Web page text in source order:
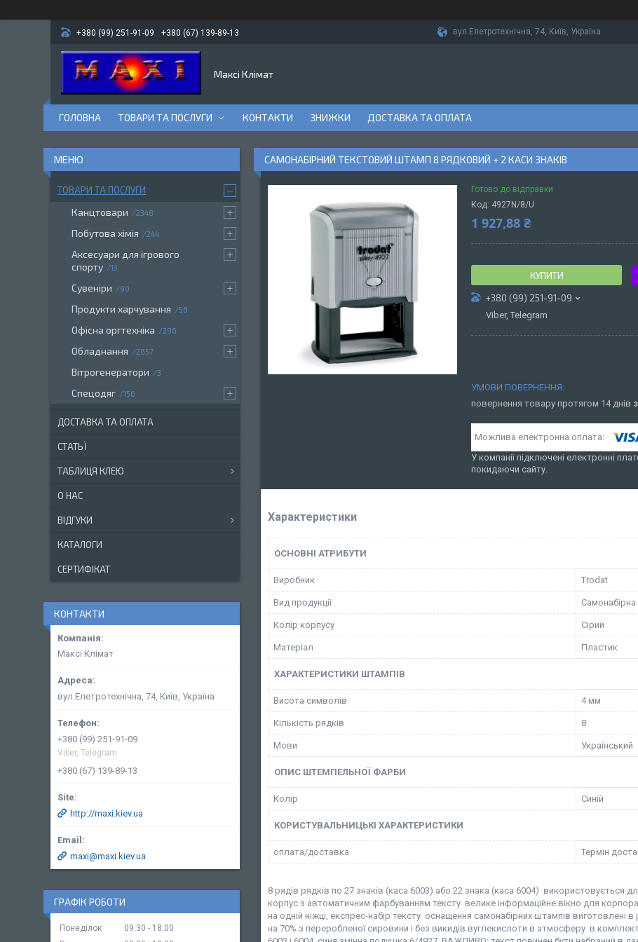
+380 (99) 251-91-09 +380 (67) 139-89-13 вул.Елетротехнічна, 74, Київ, Україна
Максі Клімат
ГОЛОВНА ТОВАРИ ТА ПОСЛУГИ КОНТАКТИ ЗНИЖКИ ДОСТАВКА ТА ОПЛАТА
САМОНАБІРНИЙ ТЕКСТОВИЙ ШТАМП 8 РЯДКОВИЙ + 2 КАСИ ЗНАКІВ
Готово до відправки
Код: 4927N/8/U
1 927,88 ₴
КУПИТИ
+380 (99) 251-91-09
Viber, Telegram
повернення товару протягом 14 днів
У компанії підключені електронні
покидаючи сайту.
Характеристики
ОСНОВНІ АТРИБУТИ
Виробник Trodat
Вид продукції Самонабірна
Колір корпусу Сірий
Матеріал Пластик
ХАРАКТЕРИСТИКИ ШТАМПІВ
Висота символів 4 мм
Кількість рядків 8
Мови Український
ОПИС ШТЕМПЕЛЬНОЇ ФАРБИ
Колір Синій
КОРИСТУВАЛЬНИЦЬКІ ХАРАКТЕРИСТИКИ
оплата/доставка Термін
8 рядів рядків по 27 знаків (каса 6003) або 22 знака (каса 6004) використовується
корпус з автоматичним фарбуванням тексту велике інформаційне вікно для
на одній ніжці, експрес-набір тексту оснащення самонабірних штампів
на 70% з переробленої сировини і без викидів вуглекислоти в атмосферу в
ТОВАРИ ТА ПОСЛУГИ
Канцтовари 2348
Побутова хімія 244
Аксесуари для ігрового
спорту
13
Сувеніри 90
Продукти харчування 56
Офісна оргтехніка 296
Обладнання 2657
Вітрогенератори 3
Спецодяг 156
ДОСТАВКА ТА ОПЛАТА
СТАТЬЇ
ТАБЛИЦЯ КЛЕЮ
О НАС
ВІДГУКИ
КАТАЛОГИ
СЕРТИФІКАТ
КОНТАКТИ
Максі Клімат
вул.Елетротехнічна, 74, Київ, Україна
+380 (99) 251-91-09
Viber, Telegram
+380 (67) 139-89-13
http://maxi.kiev.ua
maxi@maxi.kiev.ua
ГРАФІК РОБОТИ
Понеділок 09:30
18:00